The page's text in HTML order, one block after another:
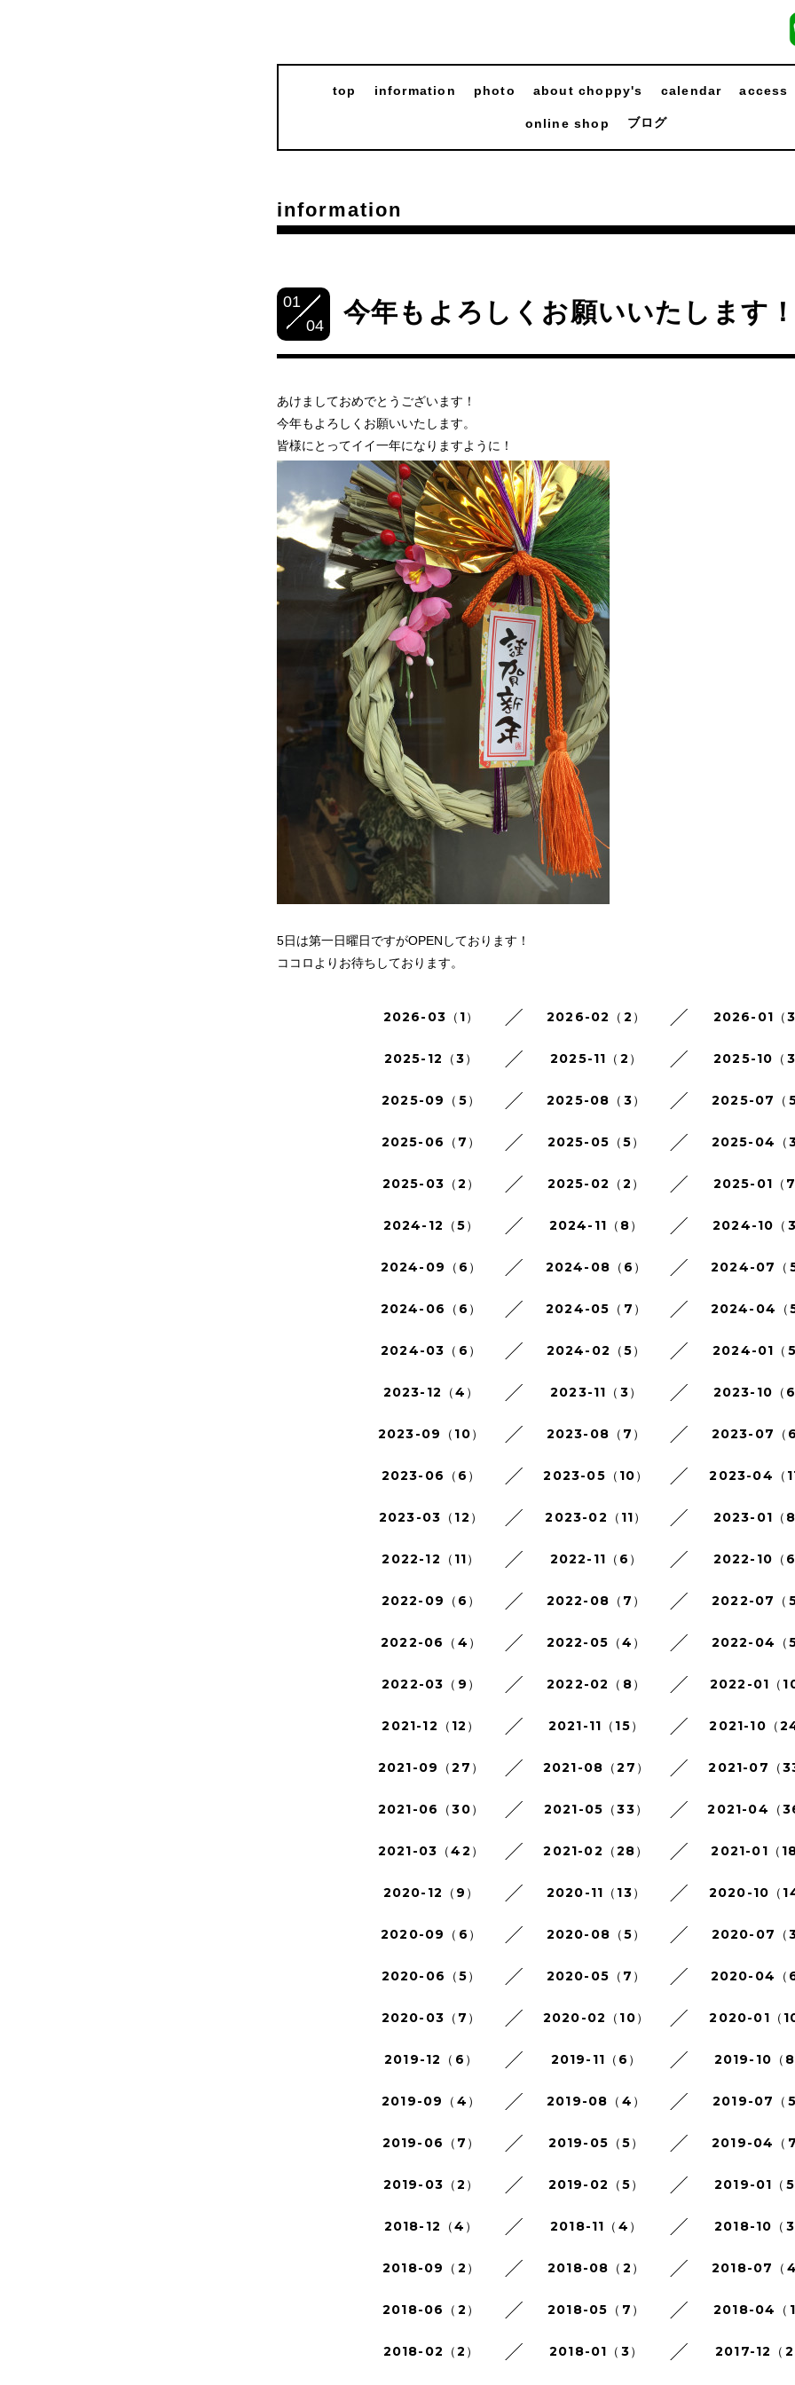
top information photo about choppy's calendar access
online shop ブログ
information
01
04
今年もよろしくお願いいたします！
あけましておめでとうございます！
今年もよろしくお願いいたします。
皆様にとってイイ一年になりますように！
5日は第一日曜日ですがOPENしております！
ココロよりお待ちしております。
2026-03（1） 2026-02（2） 2026-01（3
2025-12（3） 2025-11（2） 2025-10（3
2025-09（5） 2025-08（3） 2025-07（5
2025-06（7） 2025-05（5） 2025-04（3
2025-03（2） 2025-02（2） 2025-01（7
2024-12（5） 2024-11（8） 2024-10（3
2024-09（6） 2024-08（6） 2024-07（5
2024-06（6） 2024-05（7） 2024-04（5
2024-03（6） 2024-02（5） 2024-01（5
2023-12（4） 2023-11（3） 2023-10（6
2023-09（10） 2023-08（7） 2023-07（6
2023-06（6） 2023-05（10） 2023-04（11
2023-03（12） 2023-02（11） 2023-01（8
2022-12（11） 2022-11（6） 2022-10（6
2022-09（6） 2022-08（7） 2022-07（5
2022-06（4） 2022-05（4） 2022-04（5
2022-03（9） 2022-02（8） 2022-01（10
2021-12（12） 2021-11（15） 2021-10（24
2021-09（27） 2021-08（27） 2021-07（33
2021-06（30） 2021-05（33） 2021-04（
2021-03（42） 2021-02（28） 2021-01（18
2020-12（9） 2020-11（13） 2020-10（14
2020-09（6） 2020-08（5） 2020-07（3
2020-06（5） 2020-05（7） 2020-04（6
2020-03（7） 2020-02（10） 2020-01（10
2019-12（6） 2019-11（6） 2019-10（8
2019-09（4） 2019-08（4） 2019-07（5
2019-06（7） 2019-05（5） 2019-04（7
2019-03（2） 2019-02（5） 2019-01（5
2018-12（4） 2018-11（4） 2018-10（3
2018-09（2） 2018-08（2） 2018-07（4
2018-06（2） 2018-05（7） 2018-04（1
2018-02（2） 2018-01（3） 2017-12（2